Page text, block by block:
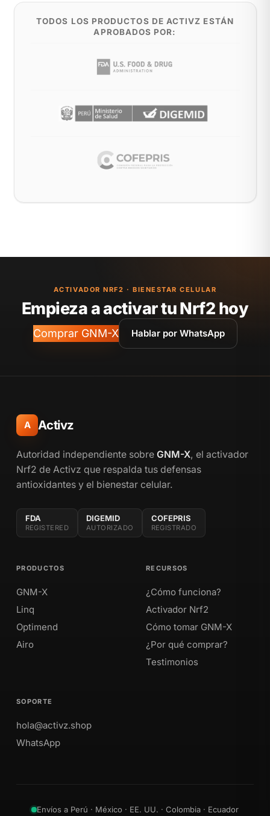
TODOS LOS PRODUCTOS DE ACTIVZ ESTÁN
APROBADOS POR:
ACTIVADOR NRF2 · BIENESTAR CELULAR
Empieza a activar tu Nrf2 hoy
Comprar GNM-X Hablar por WhatsApp
A Activz
Autoridad independiente sobre GNM-X, el activador
Nrf2 de Activz que respalda tus defensas
antioxidantes y el bienestar celular.
FDA
REGISTERED
DIGEMID
AUTORIZADO
COFEPRIS
REGISTRADO
PRODUCTOS
GNM-X
Linq
Optimend
Airo
RECURSOS
¿Cómo funciona?
Activador Nrf2
Cómo tomar GNM-X
¿Por qué comprar?
Testimonios
SOPORTE
hola@activz.shop
WhatsApp
Envíos a Perú · México · EE. UU. · Colombia · Ecuador